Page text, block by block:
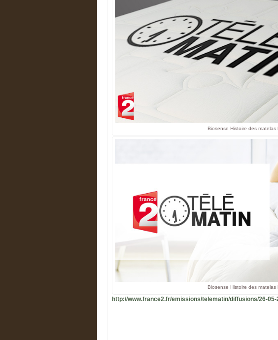
Biosense Histoire des matelas
Biosense Histoire des matelas
http://www.france2.fr/emissions/telematin/diffusions/26-05-